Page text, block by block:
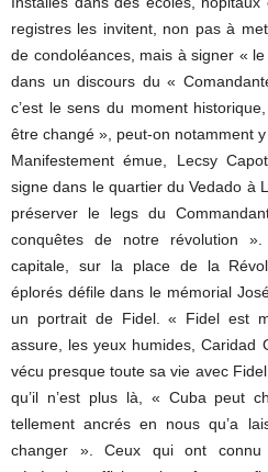
registres les invitent, non pas à
de condoléances, mais à signer «
dans un discours du «
c’est le sens du moment
être changé », peut-on notamment y
Manifestement émue, Lecsy
signe dans le quartier du Vedado à
préserver le legs du
conquêtes de notre révolution
capitale, sur la place de la
éplorés défile dans le mémorial
un portrait de Fidel. « Fidel est
assure, les yeux humides, Caridad
vécu presque toute sa vie avec
qu’il n’est plus là, « Cuba peut
tellement ancrés en nous qu’a
changer ». Ceux qui ont